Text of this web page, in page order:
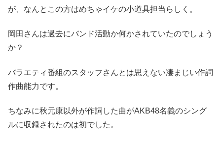
が、なんとこの方はめちゃイケの小道具担当らしく。
岡田さんは過去にバンド活動か何かされていたのでしょう
か？
バラエティ番組のスタッフさんとは思えない凄まじい作詞
作曲能力です。
ちなみに秋元康以外が作詞した曲がAKB48名義のシング
ルに収録されたのは初でした。